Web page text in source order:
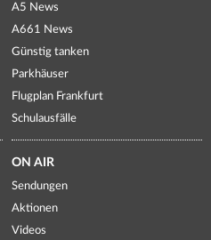
A5 News
A661 News
Günstig tanken
Parkhäuser
Flugplan Frankfurt
Schulausfälle
ON AIR
Sendungen
Aktionen
Videos